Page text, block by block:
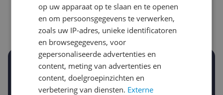
Goedkoopste nu
€ 48,95
Laatste prijsupdate
09-08-2026
Stel een alert in en mis geen prijsdaling
Krijg een seintje zodra de prijs zakt
Jouw e-mailadres
op uw apparaat op te slaan en te openen
en om persoonsgegevens te verwerken,
zoals uw IP-adres, unieke identificatoren
en browsegegevens, voor
gepersonaliseerde advertenties en
content, meting van advertenties en
content, doelgroepinzichten en
verbetering van diensten. Externe